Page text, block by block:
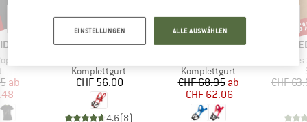
II
Preis
ab
MARKE
OCUN
Produktgruppe
Komplettgurt
Preis
CHF 56.00
4.6(8)
MARKE
OCUN
Produktgruppe
Komplettgurt
Preis
CHF 68.95reduzierter Preis
ab
CHF 62.06
Rabatt
bis 10%
Women's
CHF
EINSTELLUNGEN ALLE AUSWÄHLEN